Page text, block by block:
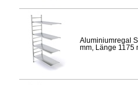
Aluminiumregal
mm, Länge 1175